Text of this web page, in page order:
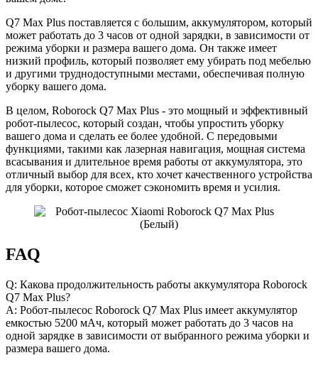
Q7 Max Plus поставляется с большим, аккумулятором, который
может работать до 3 часов от одной зарядки, в зависимости от
режима уборки и размера вашего дома. Он также имеет
низкий профиль, который позволяет ему убирать под мебелью
и другими труднодоступными местами, обеспечивая полную
уборку вашего дома.
В целом, Roborock Q7 Max Plus - это мощный и эффективный
робот-пылесос, который создан, чтобы упростить уборку
вашего дома и сделать ее более удобной. С передовыми
функциями, такими как лазерная навигация, мощная система
всасывания и длительное время работы от аккумулятора, это
отличный выбор для всех, кто хочет качественного устройства
для уборки, которое сможет сэкономить время и усилия.
FAQ
Q: Какова продолжительность работы аккумулятора Roborock
Q7 Max Plus?
A: Робот-пылесос Roborock Q7 Max Plus имеет аккумулятор
емкостью 5200 мАч, который может работать до 3 часов на
одной зарядке в зависимости от выбранного режима уборки и
размера вашего дома.